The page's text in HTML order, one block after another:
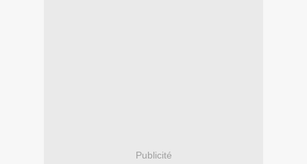
Publicité